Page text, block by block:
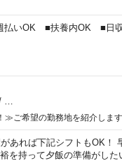
払いOK ■扶養内OK ■日収
ご希望の勤務地を紹介します
あれば下記シフトもOK！
を持って夕飯の準備がし